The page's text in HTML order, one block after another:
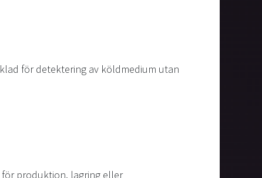
för detektering av köldmedium utan
produktion, lagring eller